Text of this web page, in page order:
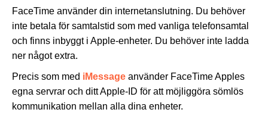
FaceTime använder din internetanslutning. Du behöver
inte betala för samtalstid som med vanliga telefonsamtal
och finns inbyggt i Apple-enheter. Du behöver inte ladda
ner något extra.
Precis som med iMessage använder FaceTime Apples
egna servrar och ditt Apple-ID för att möjliggöra sömlös
kommunikation mellan alla dina enheter.